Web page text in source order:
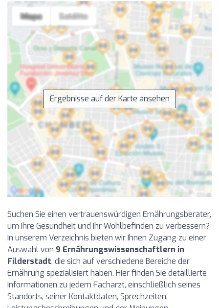
Ergebnisse auf der Karte ansehen
Suchen Sie einen vertrauenswürdigen Ernährungsberater,
um Ihre Gesundheit und Ihr Wohlbefinden zu verbessern?
In unserem Verzeichnis bieten wir Ihnen Zugang zu einer
Auswahl von 9 Ernährungswissenschaftlern in
Filderstadt, die sich auf verschiedene Bereiche der
Ernährung spezialisiert haben. Hier finden Sie detaillierte
Informationen zu jedem Facharzt, einschließlich seines
Standorts, seiner Kontaktdaten, Sprechzeiten,